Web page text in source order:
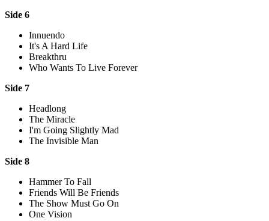
Side 6
Innuendo
It's A Hard Life
Breakthru
Who Wants To Live Forever
Side 7
Headlong
The Miracle
I'm Going Slightly Mad
The Invisible Man
Side 8
Hammer To Fall
Friends Will Be Friends
The Show Must Go On
One Vision